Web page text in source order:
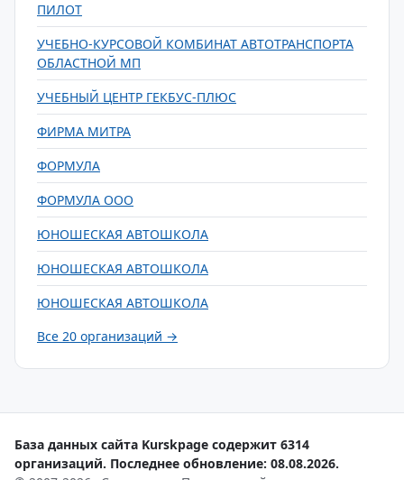
ПИЛОТ
УЧЕБНО-КУРСОВОЙ КОМБИНАТ АВТОТРАНСПОРТА
ОБЛАСТНОЙ МП
УЧЕБНЫЙ ЦЕНТР ГЕКБУС-ПЛЮС
ФИРМА МИТРА
ФОРМУЛА
ФОРМУЛА ООО
ЮНОШЕСКАЯ АВТОШКОЛА
ЮНОШЕСКАЯ АВТОШКОЛА
ЮНОШЕСКАЯ АВТОШКОЛА
Все 20 организаций →
База данных сайта Kurskpage содержит 6314
организаций. Последнее обновление: 08.08.2026.